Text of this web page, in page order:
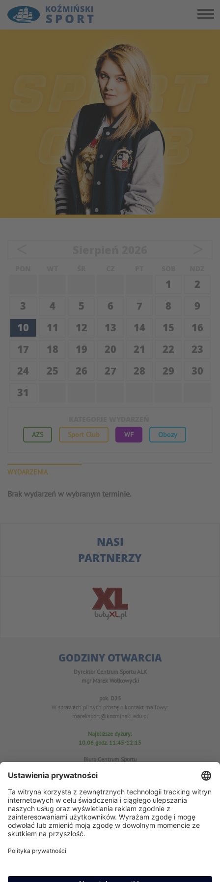
1
2
3
4 5 6 7 8
9
10
11 12 13 14 15
16
17
18 19 20 21 22
23
24
25 26 27 28 29
30
31
AZS Sport Club WF Obozy
WYDARZENIA
Brak wydarzeń w wybranym terminie.
NASI
PARTNERZY
GODZINY OTWARCIA
Dyrektor Centrum Sportu ALK
mgr Marek Wołkowycki
pok. D25
W sprawach pilnych proszę o kontakt mailowy:
mareksport@kozminski.edu.pl
Najbliższe dyżury:
10.06 godz. 11:45-12:15
Biuro Centrum Sportu
tel. 22-519-23-03
Prezes AZS
mgr Anna Perzyńska
W sprawach pilnych proszę o kontakt mailowy:ap@kozminski.edu.pl
23.06 godz. 11:30-12:00